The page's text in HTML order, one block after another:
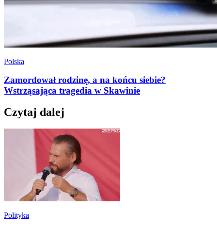
Polska
Zamordował rodzinę, a na końcu siebie?
Wstrząsająca tragedia w Skawinie
Czytaj dalej
Polityka